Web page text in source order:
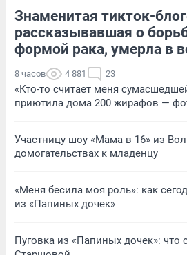
Знаменитая тикток-
рассказывавшая о
формой рака, умерла в
8 часов 4 881 23
«Кто-то считает меня
приютила дома 200 жирафов —
Участницу шоу «Мама в 16» из
домогательствах к младенцу
«Меня бесила моя роль»: как
из «Папиных дочек»
Пуговка из «Папиных дочек»: что